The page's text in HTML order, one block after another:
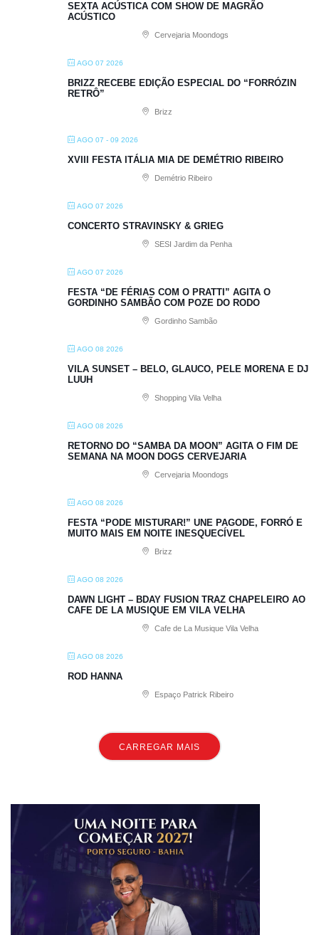
SEXTA ACÚSTICA COM SHOW DE MAGRÃO
ACÚSTICO
Cervejaria Moondogs
AGO 07 2026
BRIZZ RECEBE EDIÇÃO ESPECIAL DO “FORRÓZIN
RETRÔ”
Brizz
AGO 07 - 09 2026
XVIII FESTA ITÁLIA MIA DE DEMÉTRIO RIBEIRO
Demétrio Ribeiro
AGO 07 2026
CONCERTO STRAVINSKY & GRIEG
SESI Jardim da Penha
AGO 07 2026
FESTA “DE FÉRIAS COM O PRATTI” AGITA O
GORDINHO SAMBÃO COM POZE DO RODO
Gordinho Sambão
AGO 08 2026
VILA SUNSET – BELO, GLAUCO, PELE MORENA E DJ
LUUH
Shopping Vila Velha
AGO 08 2026
RETORNO DO “SAMBA DA MOON” AGITA O FIM DE
SEMANA NA MOON DOGS CERVEJARIA
Cervejaria Moondogs
AGO 08 2026
FESTA “PODE MISTURAR!” UNE PAGODE, FORRÓ E
MUITO MAIS EM NOITE INESQUECÍVEL
Brizz
AGO 08 2026
DAWN LIGHT – BDAY FUSION TRAZ CHAPELEIRO AO
CAFE DE LA MUSIQUE EM VILA VELHA
Cafe de La Musique Vila Velha
AGO 08 2026
ROD HANNA
Espaço Patrick Ribeiro
CARREGAR MAIS